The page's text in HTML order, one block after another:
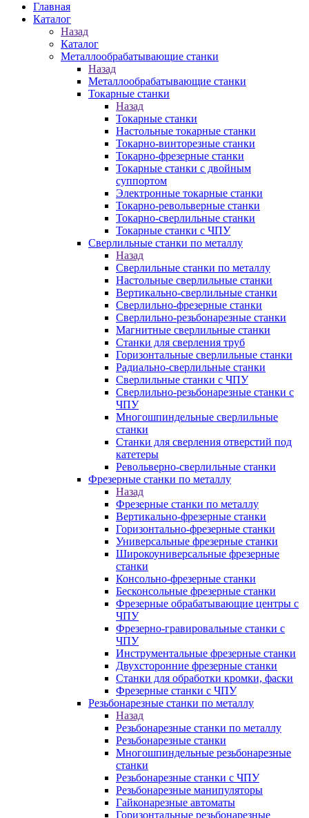
Главная
Каталог
Назад
Каталог
Металлообрабатывающие станки
Назад
Металлообрабатывающие станки
Токарные станки
Назад
Токарные станки
Настольные токарные станки
Токарно-винторезные станки
Токарно-фрезерные станки
Токарные станки с двойным
суппортом
Электронные токарные станки
Токарно-револьверные станки
Токарно-сверлильные станки
Токарные станки с ЧПУ
Сверлильные станки по металлу
Назад
Сверлильные станки по металлу
Настольные сверлильные станки
Вертикально-сверлильные станки
Сверлильно-фрезерные станки
Сверлильно-резьбонарезные станки
Магнитные сверлильные станки
Станки для сверления труб
Горизонтальные сверлильные станки
Радиально-сверлильные станки
Сверлильные станки с ЧПУ
Сверлильно-резьбонарезные станки с
ЧПУ
Многошпиндельные сверлильные
станки
Станки для сверления отверстий под
катетеры
Револьверно-сверлильные станки
Фрезерные станки по металлу
Назад
Фрезерные станки по металлу
Вертикально-фрезерные станки
Горизонтально-фрезерные станки
Универсальные фрезерные станки
Широкоуниверсальные фрезерные
станки
Консольно-фрезерные станки
Бесконсольные фрезерные станки
Фрезерные обрабатывающие центры с
ЧПУ
Фрезерно-гравировальные станки с
ЧПУ
Инструментальные фрезерные станки
Двухсторонние фрезерные станки
Станки для обработки кромки, фаски
Фрезерные станки с ЧПУ
Резьбонарезные станки по металлу
Назад
Резьбонарезные станки по металлу
Резьбонарезные станки
Многошпиндельные резьбонарезные
станки
Резьбонарезные станки с ЧПУ
Резьбонарезные манипуляторы
Гайконарезные автоматы
Горизонтальные резьбонарезные